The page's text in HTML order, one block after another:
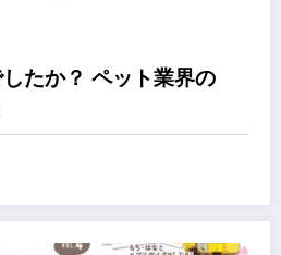
たか？ ペット業界の